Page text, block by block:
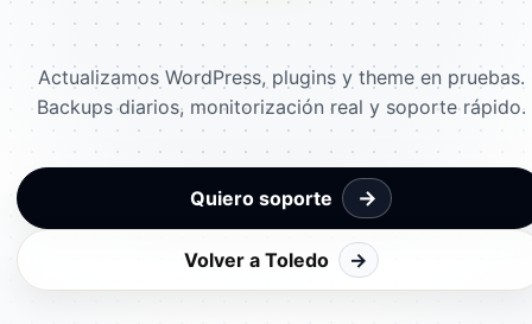
Actualizamos WordPress, plugins y theme en pruebas.
Backups diarios, monitorización real y soporte rápido.
Quiero soporte →
Volver a Toledo →